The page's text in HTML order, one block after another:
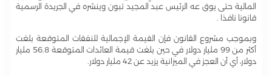
المالية حتى يوق عه الرئيس عبد المجيد تبون وينشره في الجريدة الرسمية
قانونا نافذا .
وبموجب مشروع القانون فإن القيمة الإجمالية للنفقات المتوقعة بلغت
أكثر من 99 مليار دولار في حين بلغت قيمة العائدات المتوقعة 56.8 مليار
دولار، أي أن العجز في الميزانية يزيد عن 42 مليار دولار.